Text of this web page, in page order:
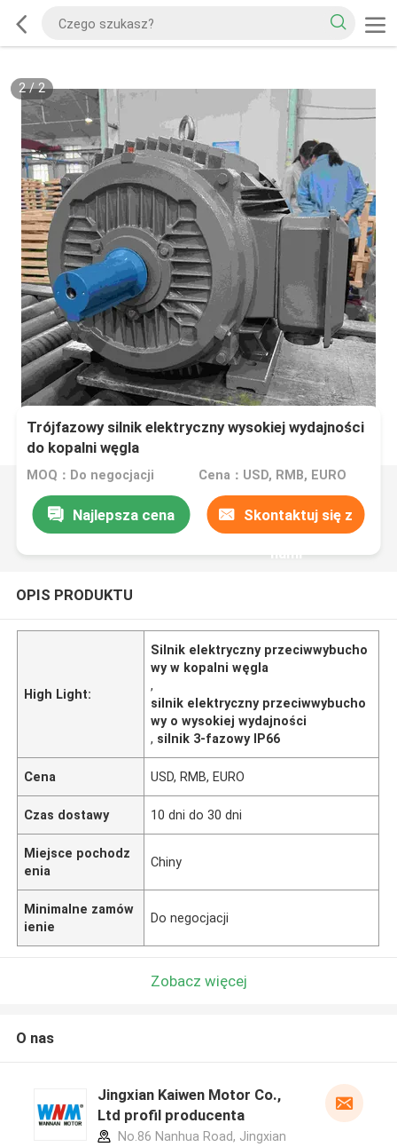
2/2
Trójfazowy silnik elektryczny wysokiej wydajności
do kopalni węgla
MOQ：Do negocjacji Cena：USD, RMB, EURO
Najlepsza cena Skontaktuj się z
nami
OPIS PRODUKTU
High Light:
Silnik elektryczny przeciwwybucho
wy w kopalni węgla
,
silnik elektryczny przeciwwybucho
wy o wysokiej wydajności
, silnik 3-fazowy IP66
Cena USD, RMB, EURO
Czas dostawy 10 dni do 30 dni
Miejsce pochodz
enia
Chiny
Minimalne zamów
ienie
Do negocjacji
Zobacz więcej
O nas
Jingxian Kaiwen Motor Co.,
Ltd profil producenta
No.86 Nanhua Road, Jingxian